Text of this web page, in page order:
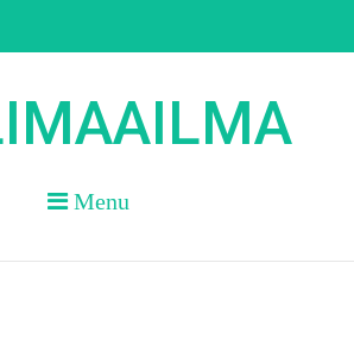
Menu